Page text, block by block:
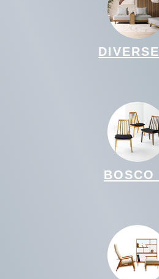
DIVERSE
BOSCO